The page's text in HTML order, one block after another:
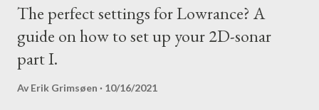
The perfect settings for Lowrance? A
guide on how to set up your 2D-sonar
part I.
Av Erik Grimsøen 10/16/2021